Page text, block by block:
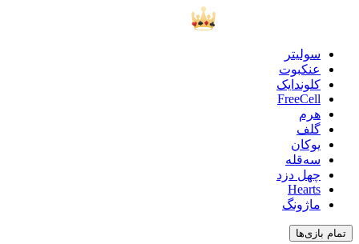
سولیتر
عنکبوت
کلوندایک
FreeCell
هرم
گلف
یوکان
سه‌قله
چهل دزد
Hearts
ماژونگ
تمام بازی‌ها